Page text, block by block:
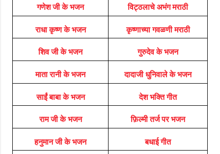
गणेश जी के भजन विट्ठलाचे अभंग मराठी
राधा कृष्ण के भजन कृष्णाच्या गवळणी मराठी
शिव जी के भजन गुरुदेव के भजन
माता रानी के भजन दादाजी धुनिवाले के भजन
साईं बाबा के भजन देश भक्ति गीत
राम जी के भजन फ़िल्मी तर्ज पर भजन
हनुमान जी के भजन बधाई गीत